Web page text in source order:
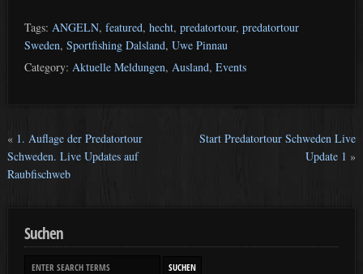
Tags: ANGELN, featured, hecht, predatortour, predatortour
Sweden, Sportfishing Dalsland, Uwe Pinnau
Category: Aktuelle Meldungen, Ausland, Events
« 1. Auflage der Predatortour
Schweden. Live Updates auf
Raubfischweb
Start Predatortour Schweden Live
Update 1 »
Suchen